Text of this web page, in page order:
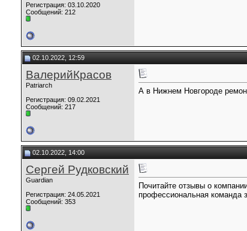
Регистрация: 03.10.2020
Сообщений: 212
02.10.2022, 12:59
ВалерийКрасов
Patriarch
Регистрация: 09.02.2021
Сообщений: 217
А в Нижнем Новгороде
02.10.2022, 14:00
Сергей Рудковский
Guardian
Регистрация: 24.05.2021
Сообщений: 353
Почитайте отзывы о
профессиональная команда